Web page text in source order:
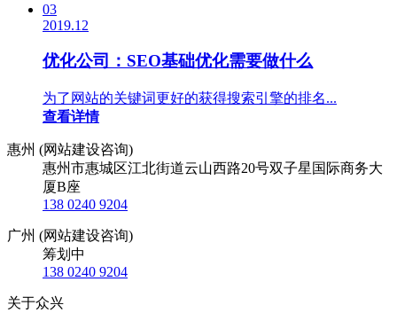
03
2019.12
优化公司：SEO基础优化需要做什么
为了网站的关键词更好的获得搜索引擎的排名...
查看详情
惠州 (网站建设咨询)
惠州市惠城区江北街道云山西路20号双子星国际商务大
厦B座
138 0240 9204
广州 (网站建设咨询)
筹划中
138 0240 9204
关于众兴